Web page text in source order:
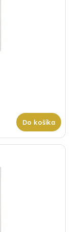
Do košíka